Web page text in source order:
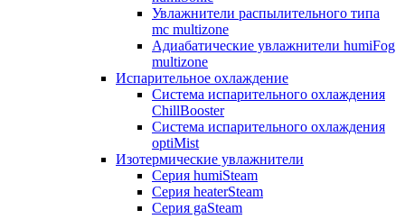
Увлажнители распылительного типа
mc multizone
Адиабатические увлажнители humiFog
multizone
Испарительное охлаждение
Система испарительного охлаждения
ChillBooster
Система испарительного охлаждения
optiMist
Изотермические увлажнители
Серия humiSteam
Серия heaterSteam
Серия gaSteam